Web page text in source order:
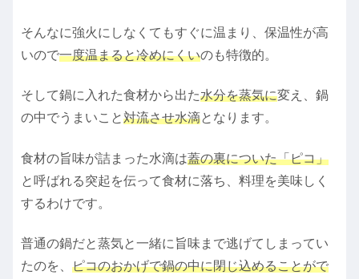
そんなに強火にしなくてもすぐに温まり、保温性が高
いので一度温まると冷めにくいのも特徴的。
そして鍋に入れた食材から出た水分を蒸気に変え、鍋
の中でうまいこと対流させ水滴となります。
食材の旨味が詰まった水滴は蓋の裏についた「ピコ」
と呼ばれる突起を伝って食材に落ち、料理を美味しく
するわけです。
普通の鍋だと蒸気と一緒に旨味まで逃げてしまってい
たのを、 ピコのおかげで鍋の中に閉じ込めることがで